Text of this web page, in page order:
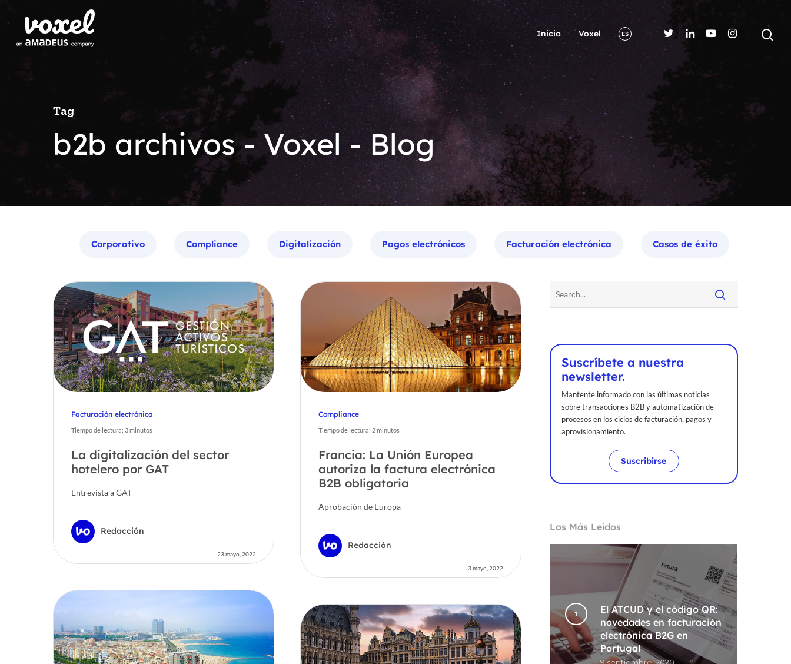
Hit enter to search or ESC to close
Inicio Voxel ES
Tag
b2b archivos - Voxel - Blog
Corporativo Compliance Digitalización Pagos electrónicos Facturación electrónica Casos de éxito
Facturación electrónica
Tiempo de lectura: 3minutos
La digitalización del sector
hotelero por GAT
Entrevista a GAT
Redacción
23 mayo, 2022
Compliance
Tiempo de lectura: 2minutos
Francia: La Unión Europea
autoriza la factura electrónica
B2B obligatoria
Aprobación de Europa
Redacción
3 mayo, 2022
Suscríbete a nuestra
newsletter.
Mantente informado con las últimas noticias
sobre transacciones B2B y automatización de
procesos en los ciclos de facturación, pagos y
aprovisionamiento.
Suscribirse
Los Más Leídos
El ATCUD y el código QR:
novedades en facturación
electrónica B2G en
Portugal
9 septiembre, 2020